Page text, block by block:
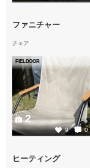
ファニチャー
チェア
FIELDOOR
9 0
2
ヒーティング